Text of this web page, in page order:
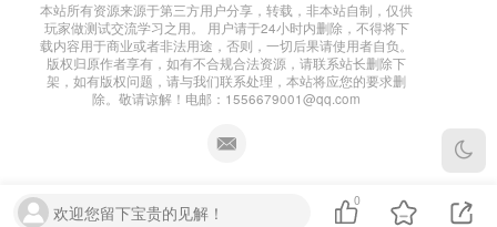
本站所有资源来源于第三方用户分享，转载，非本站自制，仅供
玩家做测试交流学习之用。 用户请于24小时内删除，不得将下
载内容用于商业或者非法用途，否则，一切后果请使用者自负。
版权归原作者享有，如有不合规合法资源，请联系站长删除下
架，如有版权问题，请与我们联系处理，本站将应您的要求删
除。敬请谅解！电邮：1556679001@qq.com
欢迎您留下宝贵的见解！
0